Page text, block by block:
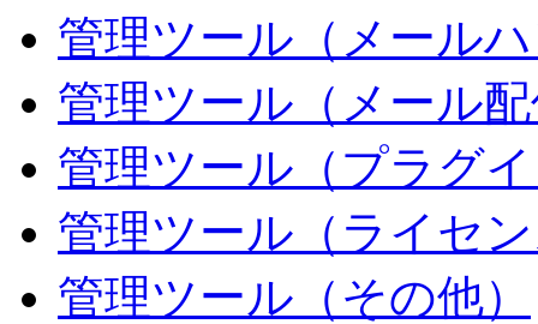
管理ツール（メール
管理ツール（メール
管理ツール（プラグ
管理ツール（ライセ
管理ツール（その他）